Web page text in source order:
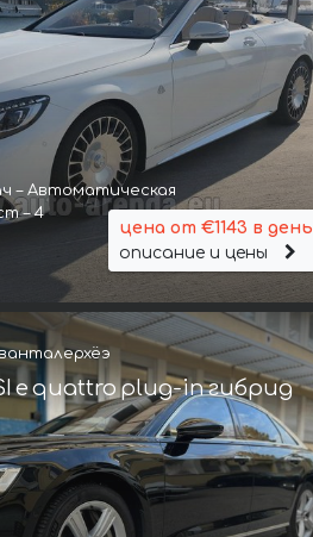
– Автоматическая
– 4
цена от €1143 в день
описание и цены
e quattro plug-in гибрид